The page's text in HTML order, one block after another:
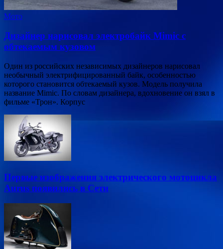
Мото
Дизайнер нарисовал электробайк Mimic с
обтекаемым кузовом
Один из российских независимых дизайнеров нарисовал
необычный электрифицированный байк, особенностью
которого становится обтекаемый кузов. Модель получила
название Mimic. По словам дизайнера, вдохновение он взял в
фильме «Трон». Корпус
Первые изображения электрического мотоцикла
Aurus появились в Сети